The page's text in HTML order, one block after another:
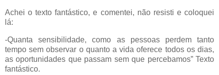
Achei o texto fantástico, e comentei, não resisti e coloquei
lá:
-Quanta sensibilidade, como as pessoas perdem tanto
tempo sem observar o quanto a vida oferece todos os dias,
as oportunidades que passam sem que percebamos” Texto
fantástico.